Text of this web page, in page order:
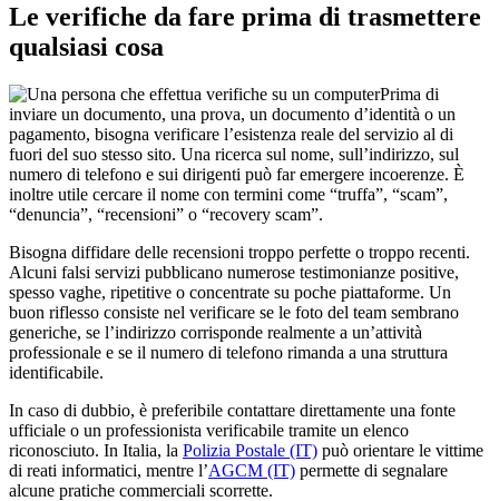
Le verifiche da fare prima di trasmettere
qualsiasi cosa
Prima di
inviare un documento, una prova, un documento d’identità o un
pagamento, bisogna verificare l’esistenza reale del servizio al di
fuori del suo stesso sito. Una ricerca sul nome, sull’indirizzo, sul
numero di telefono e sui dirigenti può far emergere incoerenze. È
inoltre utile cercare il nome con termini come “truffa”, “scam”,
“denuncia”, “recensioni” o “recovery scam”.
Bisogna diffidare delle recensioni troppo perfette o troppo recenti.
Alcuni falsi servizi pubblicano numerose testimonianze positive,
spesso vaghe, ripetitive o concentrate su poche piattaforme. Un
buon riflesso consiste nel verificare se le foto del team sembrano
generiche, se l’indirizzo corrisponde realmente a un’attività
professionale e se il numero di telefono rimanda a una struttura
identificabile.
In caso di dubbio, è preferibile contattare direttamente una fonte
ufficiale o un professionista verificabile tramite un elenco
riconosciuto. In Italia, la Polizia Postale (IT) può orientare le vittime
di reati informatici, mentre l’AGCM (IT) permette di segnalare
alcune pratiche commerciali scorrette.